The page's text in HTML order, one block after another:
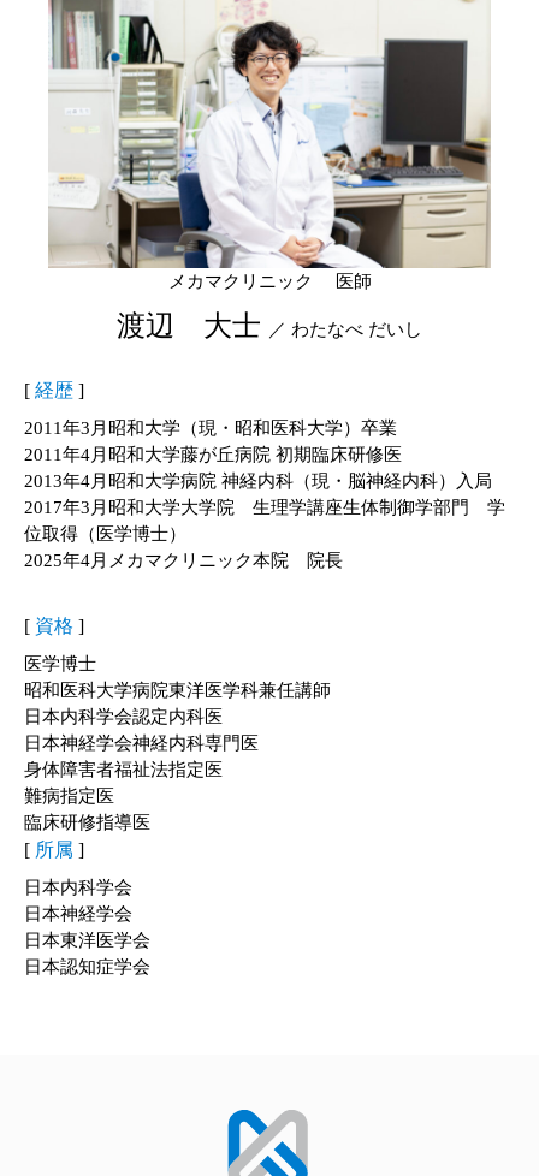
メカマクリニック 医師
渡辺 大士 ／ わたなべ だいし
[ 経歴 ]
2011年3月昭和大学（現・昭和医科大学）卒業
2011年4月昭和大学藤が丘病院 初期臨床研修医
2013年4月昭和大学病院 神経内科（現・脳神経内科）入局
2017年3月昭和大学大学院 生理学講座生体制御学部門 学
位取得（医学博士）
2025年4月メカマクリニック本院 院長
[ 資格 ]
医学博士
昭和医科大学病院東洋医学科兼任講師
日本内科学会認定内科医
日本神経学会神経内科専門医
身体障害者福祉法指定医
難病指定医
臨床研修指導医
[ 所属 ]
日本内科学会
日本神経学会
日本東洋医学会
日本認知症学会